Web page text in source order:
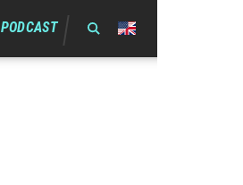
PODCAST